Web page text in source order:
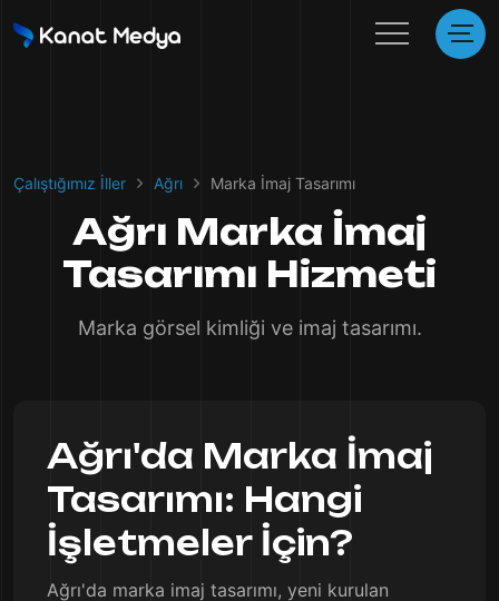
Çalıştığımız İller Ağrı Marka İmaj Tasarımı
Ağrı Marka İmaj
Tasarımı Hizmeti
Marka görsel kimliği ve imaj tasarımı.
Ağrı'da Marka İmaj
Tasarımı: Hangi
İşletmeler İçin?
Ağrı'da marka imaj tasarımı, yeni kurulan